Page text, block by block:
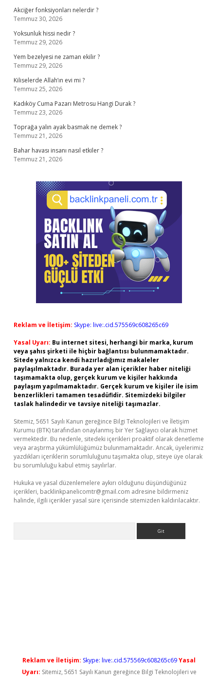
Akciğer fonksiyonları nelerdir ?
Temmuz 30, 2026
Yoksunluk hissi nedir ?
Temmuz 29, 2026
Yem bezelyesi ne zaman ekilir ?
Temmuz 29, 2026
Kiliselerde Allah’ın evi mi ?
Temmuz 25, 2026
Kadıköy Cuma Pazarı Metrosu Hangi Durak ?
Temmuz 23, 2026
Toprağa yalın ayak basmak ne demek ?
Temmuz 21, 2026
Bahar havası insanı nasıl etkiler ?
Temmuz 21, 2026
Reklam ve İletişim: Skype: live:.cid.575569c608265c69
Yasal Uyarı: Bu internet sitesi, herhangi bir marka, kurum
veya şahıs şirketi ile hiçbir bağlantısı bulunmamaktadır.
Sitede yalnızca kendi hazırladığımız makaleler
paylaşılmaktadır. Burada yer alan içerikler haber niteliği
taşımamakta olup, gerçek kurum ve kişiler hakkında
paylaşım yapılmamaktadır. Gerçek kurum ve kişiler ile isim
benzerlikleri tamamen tesadüfidir. Sitemizdeki bilgiler
taslak halindedir ve tavsiye niteliği taşımazlar.
Sitemiz, 5651 Sayılı Kanun gereğince Bilgi Teknolojileri ve İletişim
Kurumu (BTK) tarafından onaylanmış bir Yer Sağlayıcı olarak hizmet
vermektedir. Bu nedenle, sitedeki içerikleri proaktif olarak denetleme
veya araştırma yükümlülüğümüz bulunmamaktadır. Ancak, üyelerimiz
yazdıkları içeriklerin sorumluluğunu taşımakta olup, siteye üye olarak
bu sorumluluğu kabul etmiş sayılırlar.
Hukuka ve yasal düzenlemelere aykırı olduğunu düşündüğünüz
içerikleri, backlinkpanelicomtr@gmail.com adresine bildirmeniz
halinde, ilgili içerikler yasal süre içerisinde sitemizden kaldırılacaktır.
Reklam ve İletişim: Skype: live:.cid.575569c608265c69Yasal
Uyarı: Sitemiz, 5651 Sayılı Kanun gereğince Bilgi Teknolojileri ve